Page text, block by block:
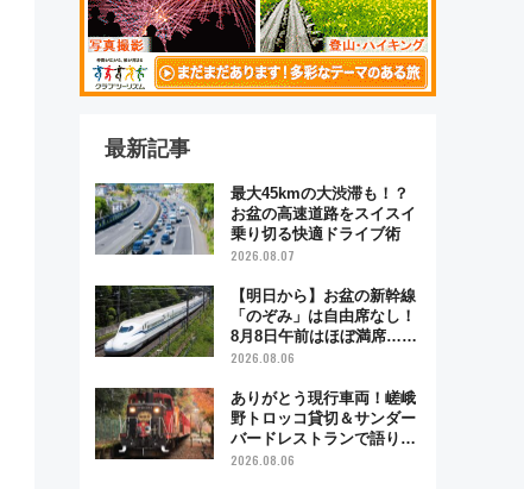
最新記事
最大45kmの大渋滞も！？
お盆の高速道路をスイスイ
乗り切る快適ドライブ術
2026.08.07
【明日から】お盆の新幹線
「のぞみ」は自由席なし！
8月8日午前はほぼ満席…で
も数時間ズラせば空きが見
「空席」探しのコツ
2026.08.06
ありがとう現行車両！嵯峨
野トロッコ貸切＆サンダー
バードレストランで語り合
う秋の京都 斉藤雪乃＆福
2026.08.06